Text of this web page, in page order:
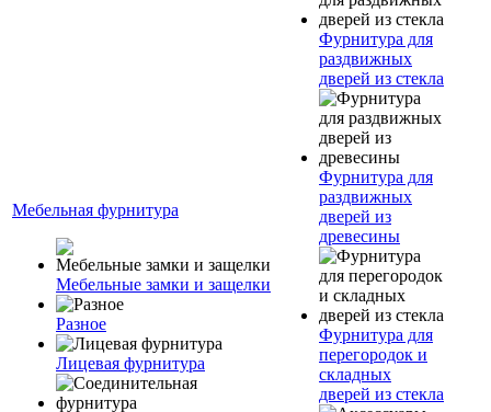
Мебельная фурнитура
Мебельные замки и защелки
Разное
Лицевая фурнитура
Фурнитура для
раздвижных
дверей из стекла
Фурнитура для
раздвижных
дверей из
древесины
Фурнитура для
перегородок и
складных
дверей из стекла